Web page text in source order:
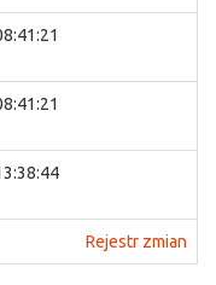
Rejestr zmian